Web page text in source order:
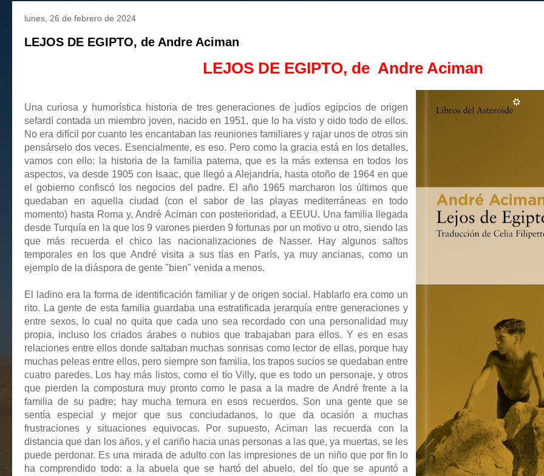
lunes, 26 de febrero de 2024
LEJOS DE EGIPTO, de Andre Aciman
LEJOS DE EGIPTO, de Andre Aciman
Una curiosa y humorística historia de tres generaciones de judíos egipcios de origen
sefardí contada un miembro joven, nacido en 1951, que lo ha visto y oido todo de ellos.
No era difícil por cuanto les encantaban las reuniones familiares y rajar unos de otros sin
pensárselo dos veces. Esencialmente, es eso. Pero como la gracia está en los detalles,
vamos con ello: la historia de la familia paterna, que es la más extensa en todos los
aspectos, va desde 1905 con Isaac, que llegó a Alejandría, hasta otoño de 1964 en que
el gobierno confiscó los negocios del padre. El año 1965 marcharon los últimos que
quedaban en aquella ciudad (con el sabor de las playas mediterráneas en todo
momento) hasta Roma y, André Aciman con posterioridad, a EEUU. Una familia llegada
desde Turquía en la que los 9 varones pierden 9 fortunas por un motivo u otro, siendo las
que más recuerda el chico las nacionalizaciones de Nasser. Hay algunos saltos
temporales en los que André visita a sus tías en París, ya muy ancianas, como un
ejemplo de la diáspora de gente "bien" venida a menos.
El ladino era la forma de identificación familiar y de origen social. Hablarlo era como un
rito. La gente de esta familia guardaba una estratificada jerarquía entre generaciones y
entre sexos, lo cual no quita que cada uno sea recordado con una personalidad muy
propia, incluso los criados árabes o nubios que trabajaban para ellos. Y es en esas
relaciones entre ellos donde saltaban muchas sonrisas como lector de ellas, porque hay
muchas peleas entre ellos, pero siempre son familia, los trapos sucios se quedaban entre
cuatro paredes. Los hay más listos, como el tío Villy, que es todo un personaje, y otros
que pierden la compostura muy pronto como le pasa a la madre de André frente a la
familia de su padre; hay mucha ternura en esos recuerdos. Son una gente que se
sentía especial y mejor que sus conciudadanos, lo que da ocasión a muchas
frustraciones y situaciones equivocas. Por supuesto, Aciman las recuerda con la
distancia que dan los años, y el cariño hacia unas personas a las que, ya muertas, se les
puede perdonar. Es una mirada de adulto con las impresiones de un niño que por fin lo
ha comprendido todo: a la abuela que se hartó del abuelo, del tío que se apuntó a